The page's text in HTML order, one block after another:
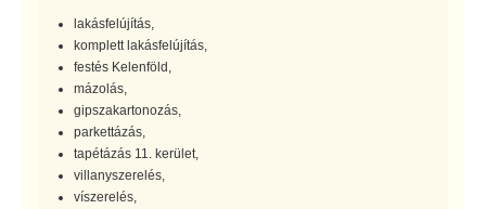
lakásfelújítás,
komplett lakásfelújítás,
festés Kelenföld,
mázolás,
gipszakartonozás,
parkettázás,
tapétázás 11. kerület,
villanyszerelés,
víszerelés,